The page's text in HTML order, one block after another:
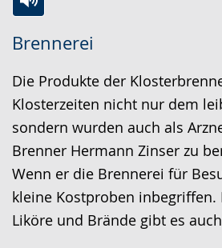
Brennerei
Leichten
Sprache
wechseln.
Audio-
Unterstützung.
Video
in
Deutscher
Gebärdensprache
wird
angezeigt.
Die Produkte der
Klosterzeiten nicht nur dem
sondern wurden auch als
Brenner Hermann Zinser zu
Wenn er die Brennerei für
kleine Kostproben inbegriffen.
Liköre und Brände gibt es